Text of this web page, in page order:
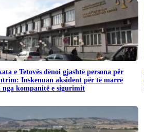
e Tetovës dënoi gjashtë persona për
Inskenuan aksident për të marrë
nga kompanitë e sigurimit